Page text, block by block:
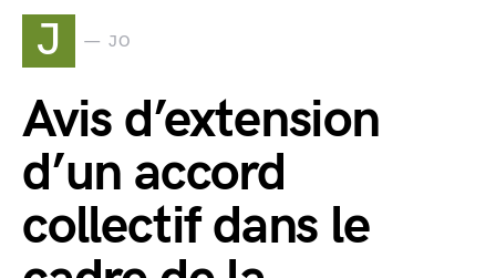
J JO
Avis d’extension
d’un accord
collectif dans le